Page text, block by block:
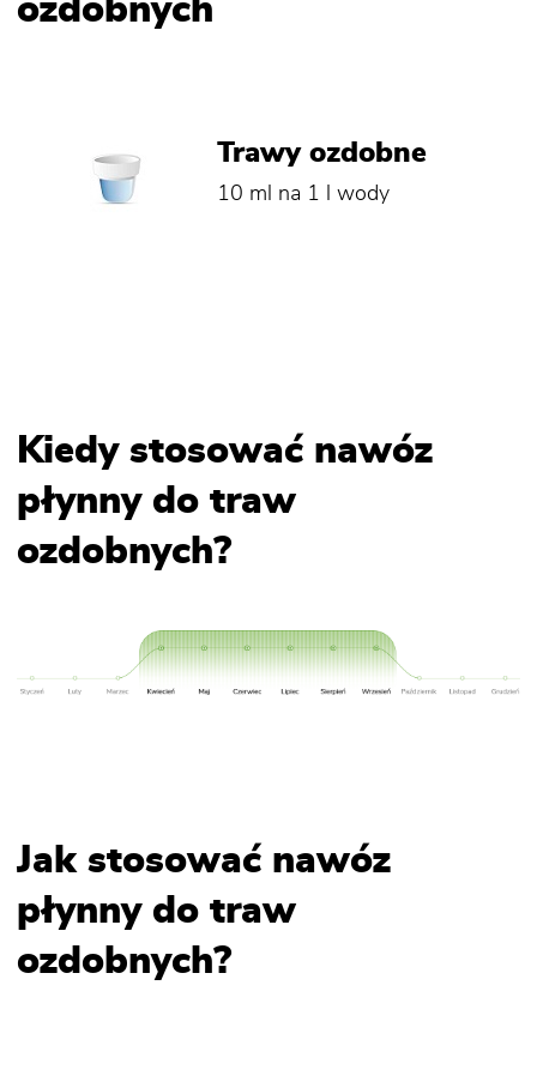
ozdobnych
Trawy ozdobne
10 ml na 1 l wody
Kiedy stosować nawóz
płynny do traw
ozdobnych?
Jak stosować nawóz
płynny do traw
ozdobnych?